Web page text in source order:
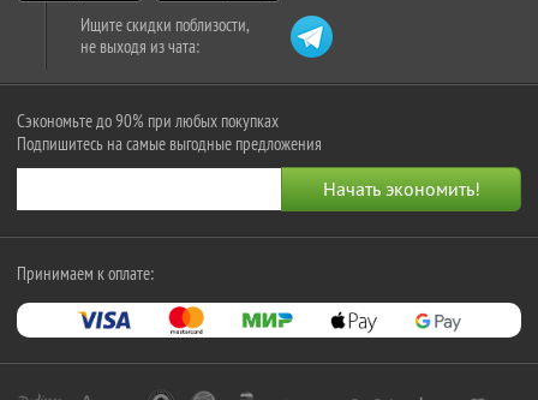
Ищите скидки поблизости,
не выходя из чата:
Сэкономьте до 90% при любых покупках
Подпишитесь на самые выгодные предложения
Принимаем к оплате: